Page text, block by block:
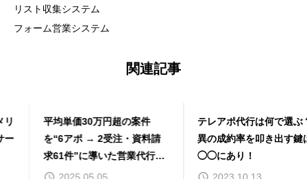
リスト収集システム
フォーム営業システム
関連記事
平均単価30万円超の案件
を“6アポ → 2受注・資料請
求61件”に導いた営業代行導
入事例 舞台裏レポート
テレアポ代行は何で選ぶ？驚
異の成約率を叩き出す鍵は
◯◯にあり！